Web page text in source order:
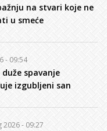
na stvari koje ne
u smeće
- 09:54
spavanje
izgubljeni san
2026 - 09:27